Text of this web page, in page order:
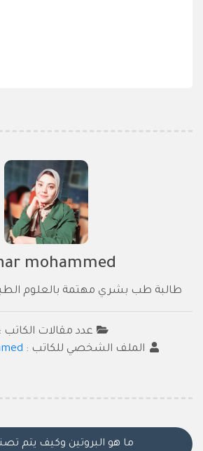
mohammed
طالبة طب بشري مهتمة بالعلوم
عدد مقالات الكاتب :
الملف الشخصي للكاتب :
ما هو البروتين وكيف يتم